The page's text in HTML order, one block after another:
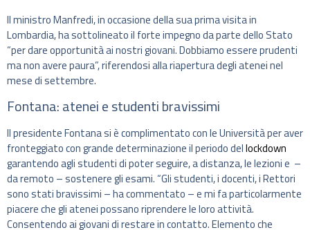
Il ministro Manfredi, in occasione della sua prima visita in
Lombardia, ha sottolineato il forte impegno da parte dello Stato
“per dare opportunità ai nostri giovani. Dobbiamo essere prudenti
ma non avere paura”, riferendosi alla riapertura degli atenei nel
mese di settembre.
Fontana: atenei e studenti bravissimi
Il presidente Fontana si è complimentato con le Università per aver
fronteggiato con grande determinazione il periodo dellockdown
garantendo agli studenti di poter seguire, a distanza, le lezioni e –
da remoto – sostenere gli esami. “Gli studenti, i docenti, i Rettori
sono stati bravissimi – ha commentato – e mi fa particolarmente
piacere che gli atenei possano riprendere le loro attività.
Consentendo ai giovani di restare in contatto. Elemento che